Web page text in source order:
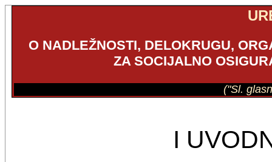
O NADLEŽNOSTI, DELOKRUGU,
ZA SOCIJALNO
("Sl.
I